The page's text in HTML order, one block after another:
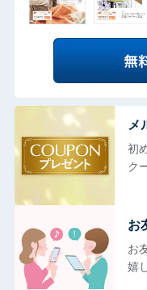
メ
初
ク
お
お
嬉